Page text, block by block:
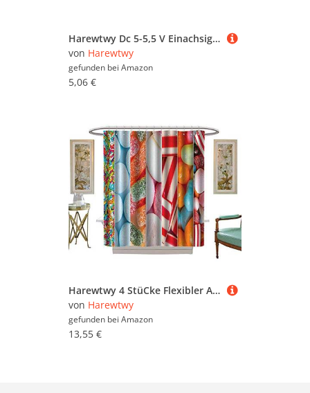
Harewtwy Dc 5-5,5 V Einachsige Licht Track Sensor Solar Panel Verfolgung Sensor Automatische Leiter Platte Mit Sonde
von Harewtwy
gefunden bei Amazon
5,06 €
Harewtwy 4 StüCke Flexibler Arm, Helfende HäNde, Dritte Hand, LöT Werkzeug, Leiter Platten Halter, SchweißStäNder für die Reparatur Von Leiter Platten
von Harewtwy
gefunden bei Amazon
13,55 €